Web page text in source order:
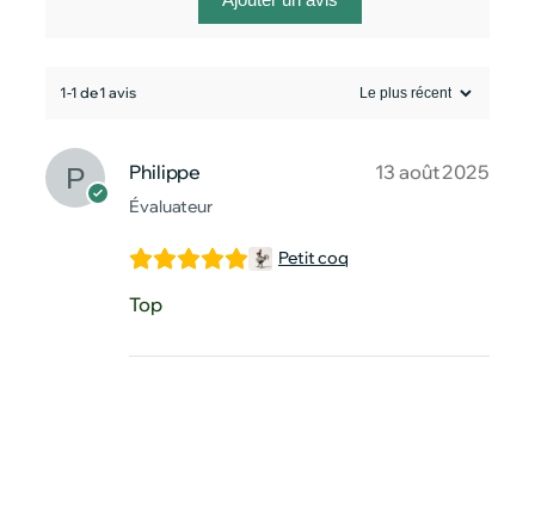
1-1 de 1 avis
Philippe
Évaluateur
13 août 2025
Petit coq
Top